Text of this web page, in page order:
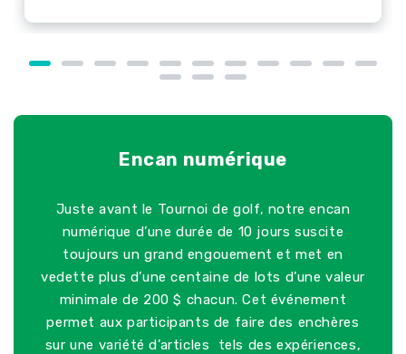
Encan numérique
Juste avant le Tournoi de golf, notre encan
numérique d’une durée de 10 jours suscite
toujours un grand engouement et met en
vedette plus d’une centaine de lots d’une valeur
minimale de 200 $ chacun. Cet événement
permet aux participants de faire des enchères
sur une variété d’articles tels des expériences,